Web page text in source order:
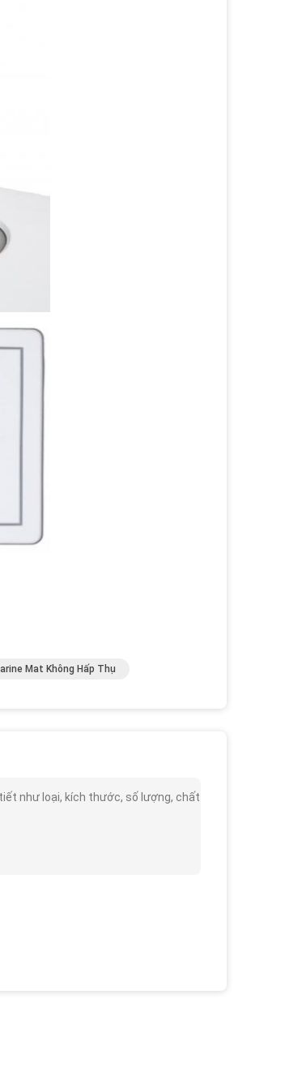
Mat Không Hấp Thụ
như loại, kích thước, số lượng, chất